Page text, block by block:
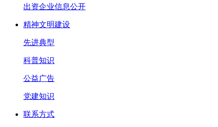
出资企业信息公开
精神文明建设
先进典型
科普知识
公益广告
党建知识
联系方式